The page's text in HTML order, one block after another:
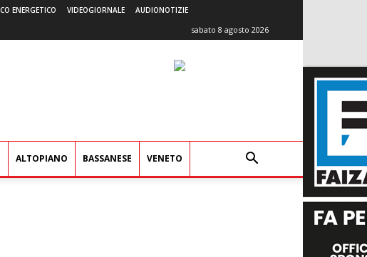
ENERGETICO VIDEOGIORNALE AUDIONOTIZIE
sabato 8 agosto 2026
ALTOPIANO BASSANESE VENETO